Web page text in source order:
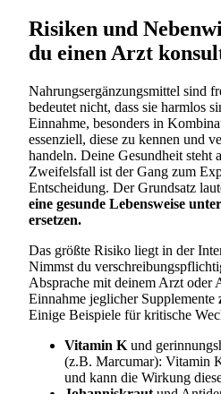
Risiken und
du einen Arzt
Nahrungsergänzungsmittel sind
bedeutet nicht, dass sie harmlos
Einnahme, besonders in
essenziell, diese zu kennen und
handeln. Deine Gesundheit steht
Zweifelsfall ist der Gang zum
Entscheidung. Der Grundsatz
eine gesunde Lebensweise
ersetzen.
Das größte Risiko liegt in der
Nimmst du
Absprache mit deinem Arzt oder
Einnahme jeglicher Supplemente
Einige Beispiele für kritische
Vitamin K und
(z.B. Marcumar): Vitamin
und kann die Wirkung